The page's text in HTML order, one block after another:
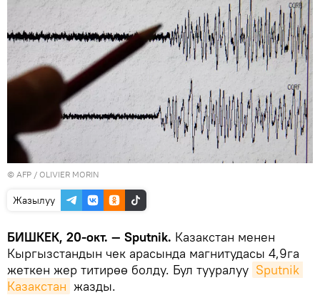
© AFP / OLIVIER MORIN
Жазылуу
БИШКЕК, 20-окт. — Sputnik. Казакстан менен
Кыргызстандын чек арасында магнитудасы 4,9га
жеткен жер титирөө болду. Бул тууралуу Sputnik
Казакстан жазды.